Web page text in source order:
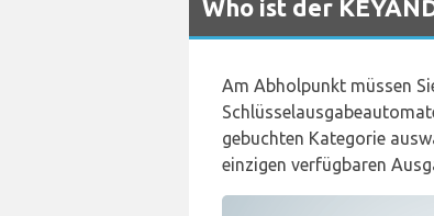
Who ist der
Am Abholpunkt müssen
gebuchten Kategorie
einzigen verfügbaren